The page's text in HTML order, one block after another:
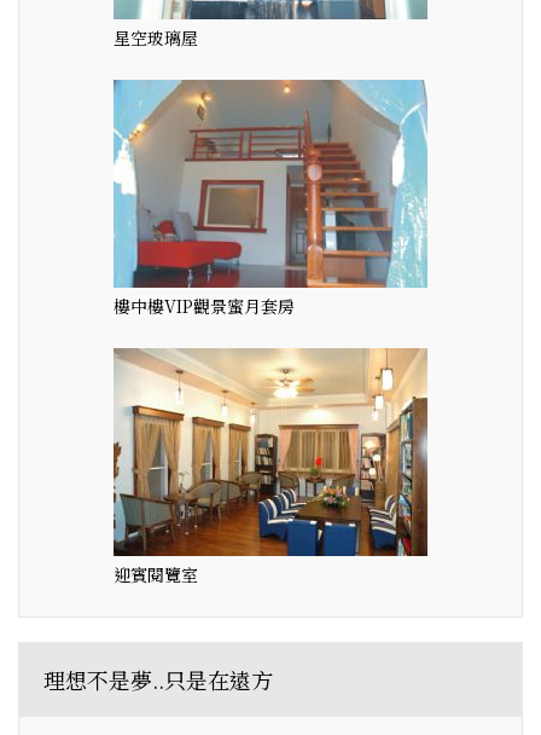
星空玻璃屋
樓中樓VIP觀景蜜月套房
迎賓閱覽室
理想不是夢..只是在遠方